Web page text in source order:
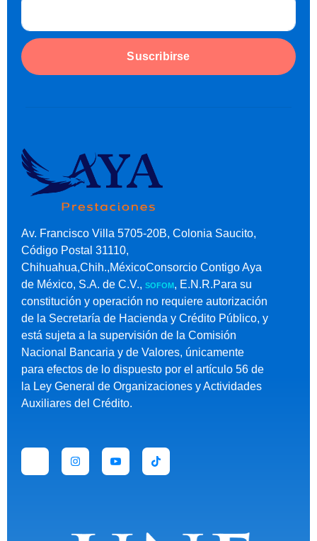
Suscribirse
Av. Francisco Villa 5705-20B, Colonia Saucito,
Código Postal 31110,
Chihuahua,Chih.,MéxicoConsorcio Contigo Aya
de México, S.A. de C.V., SOFOM , E.N.R.Para su
constitución y operación no requiere autorización
de la Secretaría de Hacienda y Crédito Público, y
está sujeta a la supervisión de la Comisión
Nacional Bancaria y de Valores, únicamente
para efectos de lo dispuesto por el artículo 56 de
la Ley General de Organizaciones y Actividades
Auxiliares del Crédito.